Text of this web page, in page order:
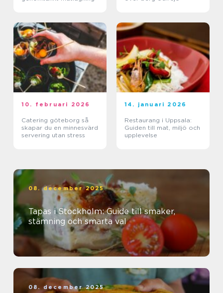
10. februari 2026
Catering göteborg så
skapar du en minnesvärd
servering utan stress
14. januari 2026
Restaurang i Uppsala:
Guiden till mat, miljö och
upplevelse
08. december 2025
Tapas i Stockholm: Guide till smaker,
stämning och smarta val
08. december 2025